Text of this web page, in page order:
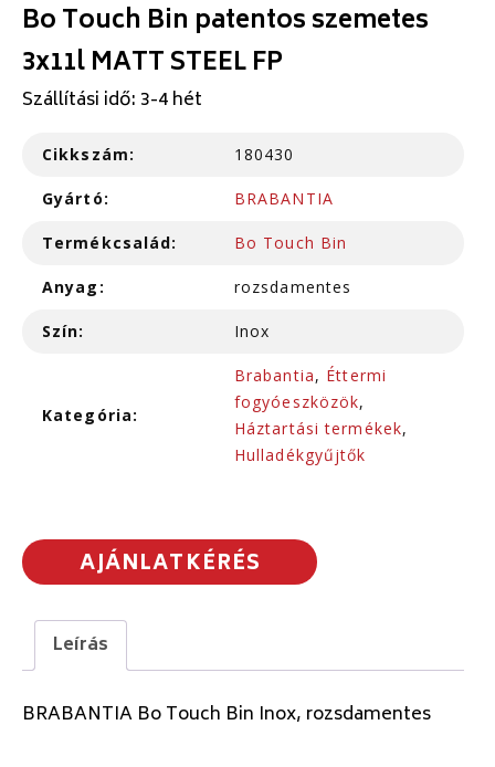
Bo Touch Bin patentos szemetes
3x11l MATT STEEL FP
Szállítási idő: 3-4 hét
Cikkszám: 180430
Gyártó: BRABANTIA
Termékcsalád: Bo Touch Bin
Anyag: rozsdamentes
Szín: Inox
Kategória:
Brabantia, Éttermi
fogyóeszközök,
Háztartási termékek,
Hulladékgyűjtők
AJÁNLATKÉRÉS
Leírás
BRABANTIA Bo Touch Bin Inox, rozsdamentes